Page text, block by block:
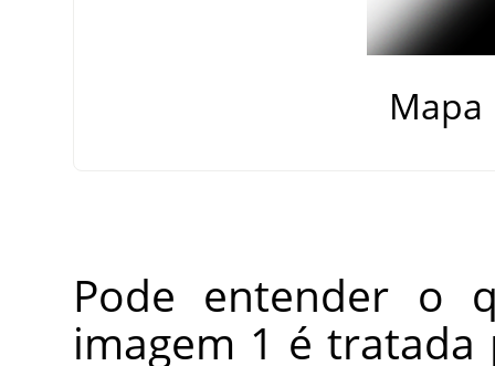
Mapa
Pode entender o
imagem 1 é